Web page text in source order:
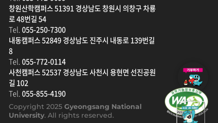
창원산학캠퍼스 51391 경상남도 창원시 의창구 차룡
로 48번길 54
Tel.055-250-7300
내동캠퍼스 52849 경상남도 진주시 내동로 139번길
8
Tel.055-772-0114
사천캠퍼스 52537 경상남도 사천시 용현면 선진공원
길 102
Tel.055-855-4190
Copyright 2025 Gyeongsang National
University. All rights reserved.
기
금
새